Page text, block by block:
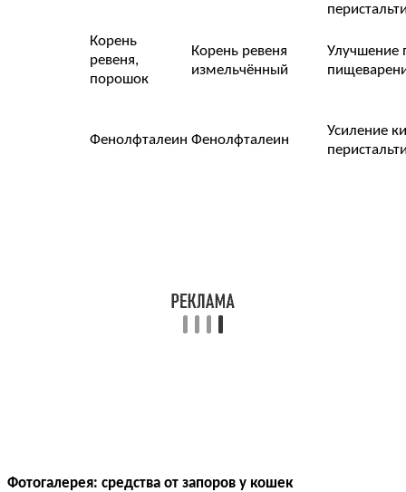
Корень
ревеня,
порошок
Корень ревеня
измельчённый
Улучшение
Фенолфталеин Фенолфталеин
Усиление
Фотогалерея: средства от запоров у кошек